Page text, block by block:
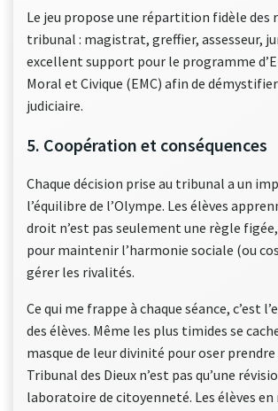
Le jeu propose une répartition fidèle des
tribunal : magistrat, greffier, assesseur,
excellent support pour le programme
Moral et Civique (EMC) afin de
judiciaire.
5. Coopération et conséquences
Chaque décision prise au tribunal a un
l’équilibre de l’Olympe. Les élèves
droit n’est pas seulement une règle
pour maintenir l’harmonie sociale (ou
gérer les rivalités.
Ce qui me frappe à chaque séance, c’est
des élèves. Même les plus timides se
masque de leur divinité pour oser
Tribunal des Dieux n’est pas qu’une
laboratoire de citoyenneté. Les élèves